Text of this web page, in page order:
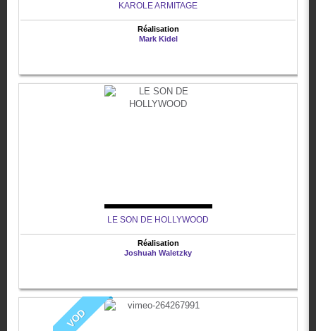
KAROLE ARMITAGE
Réalisation
Mark Kidel
LE SON DE HOLLYWOOD
Réalisation
Joshuah Waletzky
VOD